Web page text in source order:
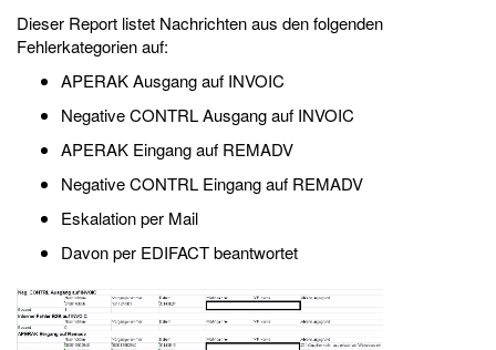
Dieser Report listet Nachrichten aus den folgenden
Fehlerkategorien auf:
APERAK Ausgang auf INVOIC
Negative CONTRL Ausgang auf INVOIC
APERAK Eingang auf REMADV
Negative CONTRL Eingang auf REMADV
Eskalation per Mail
Davon per EDIFACT beantwortet